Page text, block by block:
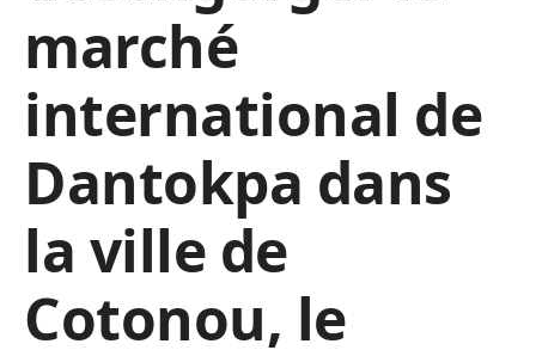
marché
international de
Dantokpa dans
la ville de
Cotonou, le